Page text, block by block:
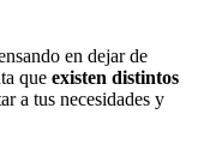
en dejar de
que existen distintos
a tus necesidades y